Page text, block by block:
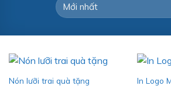
Nón lưỡi trai quà tặng In Logo